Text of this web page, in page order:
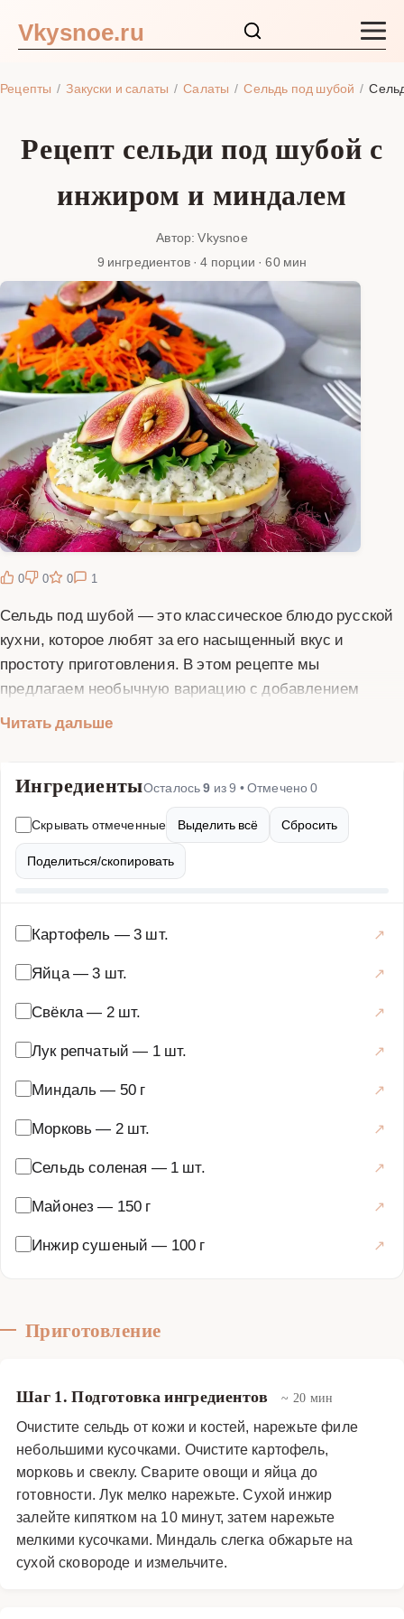
Vkysnoe.ru
Рецепты Закуски и салаты Салаты Сельдь под шубой
Рецепт сельди под шубой с
инжиром и миндалем
Автор: Vkysnoe
9 ингредиентов · 4 порции · 60 мин
0 0 0 1
Сельдь под шубой — это классическое блюдо русской
кухни, которое любят за его насыщенный вкус и
простоту приготовления. В этом рецепте мы
предлагаем необычную вариацию с добавлением
пикантность. Слои из свеклы, моркови, картофеля, лука
хрустящим миндалем, создавая неповторимый
вкусовой букет. Это блюдо идеально подходит для
праздничного стола или семейного ужина. В нашем
рецепте вы найдете подробное описание каждого этапа
приготовления, советы по выбору ингредиентов и
удивляйте своих близких!
Закуски и салаты
Читать дальше
ИнгредиентыОсталось9 из9 • Отмечено0
Скрывать отмеченные Выделить всё Сбросить
Поделиться/скопировать
Картофель —3 шт.
Яйца—3 шт.
Свёкла— 2 шт.
Лук репчатый — 1 шт.
Миндаль — 50 г
Морковь — 2 шт.
Сельдь соленая — 1 шт.
Майонез — 150 г
Инжир сушеный — 100 г
Приготовление
Шаг 1. Подготовка ингредиентов ~ 20 мин
Очистите сельдь от кожи и костей, нарежьте филе
небольшими кусочками. Очистите картофель,
морковь и свеклу. Сварите овощи и яйца до
готовности. Лук мелко нарежьте. Сухой инжир
залейте кипятком на 10 минут, затем нарежьте
мелкими кусочками. Миндаль слегка обжарьте на
сухой сковороде и измельчите.